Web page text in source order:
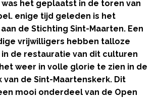
het geplaatst in de toren van
enige tijd geleden is het
de Stichting Sint-Maarten. Een
vrijwilligers hebben talloze
de restauratie van dit culturen
weer in volle glorie te zien in de
de Sint-Maartenskerk. Dit
mooi onderdeel van de Open